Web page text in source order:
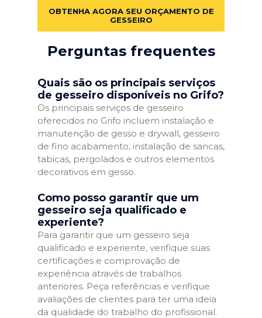
OBTENHA AGORA SEU ORÇAMENTO DE
GESSEIRO
Perguntas frequentes
Quais são os principais serviços
de gesseiro disponíveis no Grifo?
Os principais serviços de gesseiro
oferecidos no Grifo incluem instalação e
manutenção de gesso e drywall, gesseiro
de fino acabamento, instalação de sancas,
tabicas, pergolados e outros elementos
decorativos em gesso.
Como posso garantir que um
gesseiro seja qualificado e
experiente?
Para garantir que um gesseiro seja
qualificado e experiente, verifique suas
certificações e comprovação de
experiência através de trabalhos
anteriores. Peça referências e verifique
avaliações de clientes para ter uma ideia
da qualidade do trabalho do profissional.